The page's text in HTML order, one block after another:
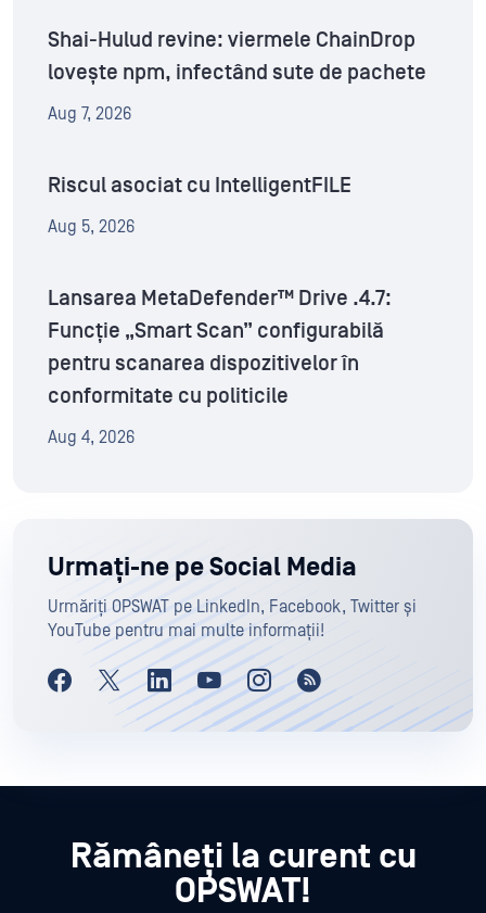
Shai-Hulud revine: viermele ChainDrop
lovește npm, infectând sute de pachete
Aug 7, 2026
Riscul asociat cu IntelligentFILE
Aug 5, 2026
Lansarea MetaDefender™ Drive .4.7:
Funcție „Smart Scan” configurabilă
pentru scanarea dispozitivelor în
conformitate cu politicile
Aug 4, 2026
Urmați-ne pe Social Media
Urmăriți OPSWAT pe LinkedIn, Facebook, Twitter și
YouTube pentru mai multe informații!
Rămâneți la curent cu
OPSWAT!